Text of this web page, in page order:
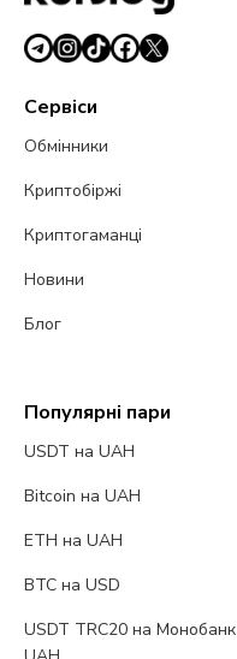
Сервіси
Обмінники
Криптобіржі
Криптогаманці
Новини
Блог
Популярні пари
USDT на UAH
Bitcoin на UAH
ETH на UAH
BTC на USD
USDT TRC20 на Монобанк